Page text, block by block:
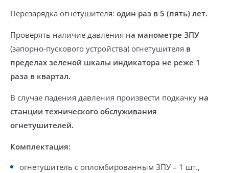
Перезарядка огнетушителя: один раз в 5 (пять) лет.
Проверять наличие давления на манометре ЗПУ
(запорно-пускового устройства) огнетушителя в
пределах зеленой шкалы индикатора не реже 1
раза в квартал.
В случае падения давления произвести подкачку на
станции технического обслуживания
огнетушителей.
Комплектация:
огнетушитель с опломбированным ЗПУ – 1 шт.,